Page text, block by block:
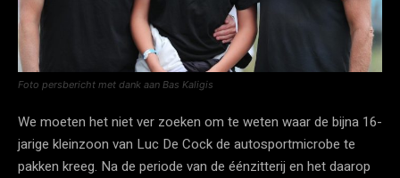
Foto persbericht met dank aan Bas Kaligis
We moeten het niet ver zoeken om te weten waar de bijna 16-
jarige kleinzoon van Luc De Cock de autosportmicrobe te
pakken kreeg. Na de periode van de éénzitterij en het daarop